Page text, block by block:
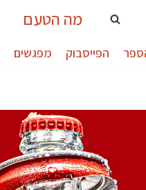
מה הטעם
הפייסבוק מפגשים